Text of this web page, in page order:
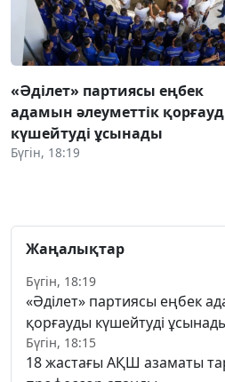
«Әділет» партиясы еңбек
адамын әлеуметтік
күшейтуді ұсынады
Бүгін, 18:19
Жаңалықтар
Бүгін, 18:19
«Әділет» партиясы еңбек
қорғауды күшейтуді
Бүгін, 18:15
18 жастағы АҚШ азаматы